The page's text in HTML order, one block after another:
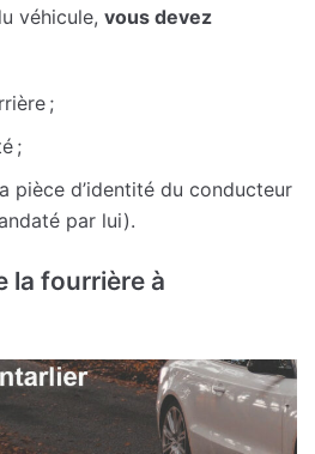
véhicule, vous devez
;
;
pièce d’identité du conducteur
par lui).
la fourrière à